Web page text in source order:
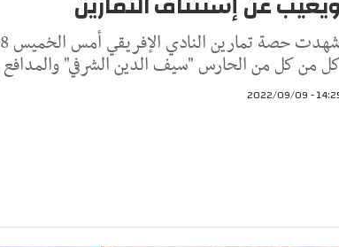
من كل من الحارس "سيف الدين الشرفي"
14:25 - 2022/